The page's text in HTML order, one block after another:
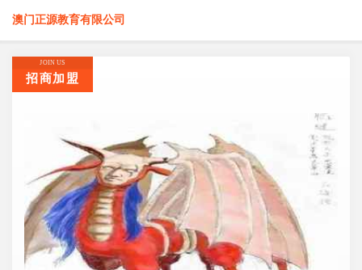
澳门正源教育有限公司
JOIN US
招商加盟